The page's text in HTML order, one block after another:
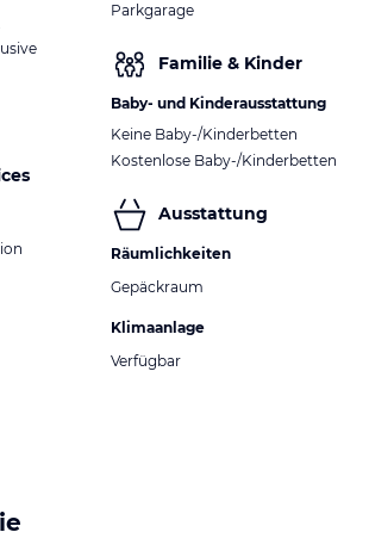
Parkgarage
Familie & Kinder
Baby- und Kinderausstattung
Keine Baby-/Kinderbetten
Kostenlose Baby-/Kinderbetten
Ausstattung
Räumlichkeiten
Gepäckraum
Klimaanlage
Verfügbar